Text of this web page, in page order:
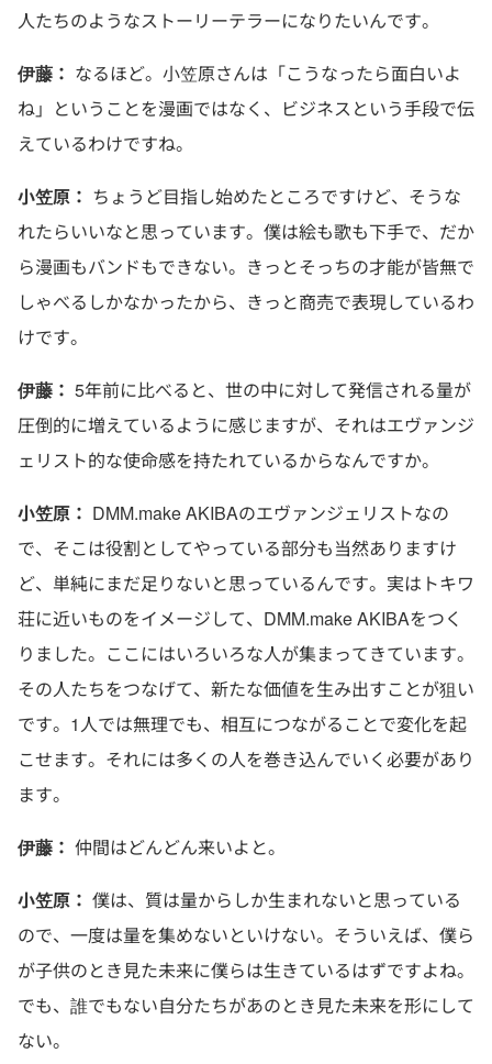
人たちのようなストーリーテラーになりたいんです。
伊藤： なるほど。小笠原さんは「こうなったら面白いよ
ね」ということを漫画ではなく、ビジネスという手段で伝
えているわけですね。
小笠原： ちょうど目指し始めたところですけど、そうな
れたらいいなと思っています。僕は絵も歌も下手で、だか
ら漫画もバンドもできない。きっとそっちの才能が皆無で
しゃべるしかなかったから、きっと商売で表現しているわ
けです。
伊藤： 5年前に比べると、世の中に対して発信される量が
圧倒的に増えているように感じますが、それはエヴァンジ
ェリスト的な使命感を持たれているからなんですか。
小笠原： DMM.make AKIBAのエヴァンジェリストなの
で、そこは役割としてやっている部分も当然ありますけ
ど、単純にまだ足りないと思っているんです。実はトキワ
荘に近いものをイメージして、DMM.make AKIBAをつく
りました。ここにはいろいろな人が集まってきています。
その人たちをつなげて、新たな価値を生み出すことが狙い
です。1人では無理でも、相互につながることで変化を起
こせます。それには多くの人を巻き込んでいく必要があり
ます。
伊藤： 仲間はどんどん来いよと。
小笠原： 僕は、質は量からしか生まれないと思っている
ので、一度は量を集めないといけない。そういえば、僕ら
が子供のとき見た未来に僕らは生きているはずですよね。
でも、誰でもない自分たちがあのとき見た未来を形にして
ない。